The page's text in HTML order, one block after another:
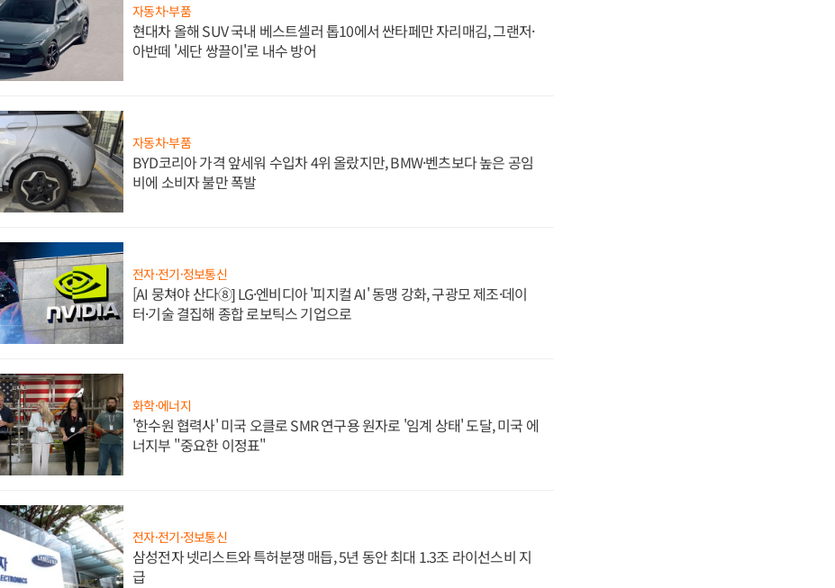
자동차·부품
현대차 올해 SUV 국내 베스트셀러 톱10에서 싼타페만 자리매김, 그랜저·
아반떼 '세단 쌍끌이'로 내수 방어
자동차·부품
BYD코리아 가격 앞세워 수입차 4위 올랐지만, BMW·벤츠보다 높은 공임
비에 소비자 불만 폭발
전자·전기·정보통신
[AI 뭉쳐야 산다⑧] LG·엔비디아 '피지컬 AI' 동맹 강화, 구광모 제조·데이
터·기술 결집해 종합 로보틱스 기업으로
화학·에너지
'한수원 협력사' 미국 오클로 SMR 연구용 원자로 '임계 상태' 도달, 미국 에
너지부 "중요한 이정표"
전자·전기·정보통신
삼성전자 넷리스트와 특허분쟁 매듭, 5년 동안 최대 1.3조 라이선스비 지
급